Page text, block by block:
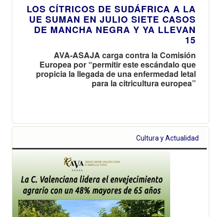
LOS CÍTRICOS DE SUDÁFRICA A LA
UE SUMAN EN JULIO SIETE CASOS
DE MANCHA NEGRA Y YA LLEVAN
15
AVA-ASAJA carga contra la Comisión
Europea por “permitir este escándalo que
propicia la llegada de una enfermedad letal
para la citricultura europea”
Cultura y Actualidad